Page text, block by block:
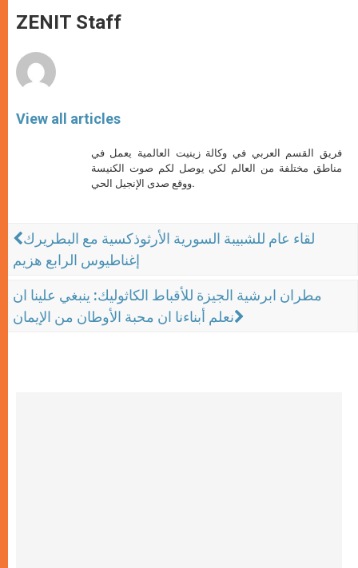
p
p
g
e
o
k
ZENIT Staff
View all articles
فريق القسم العربي في وكالة زينيت العالمية يعمل في
مناطق مختلفة من العالم لكي يوصل لكم صوت الكنيسة
ووقع صدى الإنجيل الحي.
لقاء عام للشبيبة السورية الأرثوذكسية مع البطريرك
إغناطيوس الرابع هزيم
مطران ابرشية الجيزة للأقباط الكاثوليك: ينبغي علينا ان
نعلم أبناءنا ان محبة الأوطان من الإيمان